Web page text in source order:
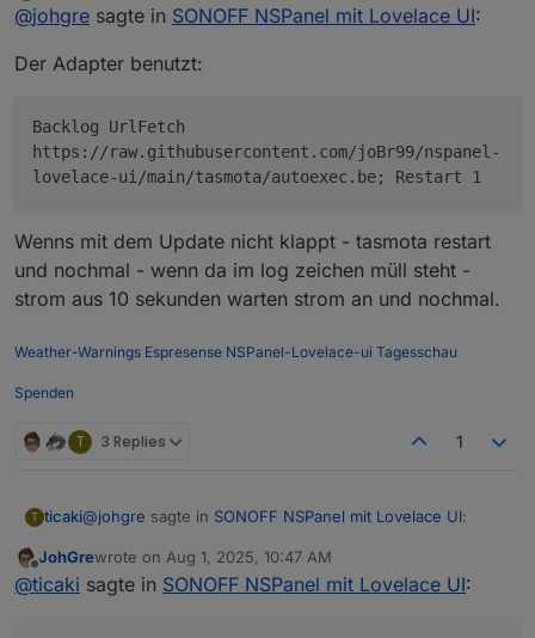
Der Befehl
neuerliches
hängt dann bei
USART Update...
                0
Do not disturb
@johgre sagte in SONOFF NSPanel mit Lovelace UI:
Der Adapter benutzt:
Backlog UrlFetch
https://raw.githubusercontent.com/joBr99/nspanel-
lovelace-ui/main/tasmota/autoexec.be; Restart 1
Wenns mit dem Update nicht klappt - tasmota restart
und nochmal - wenn da im log zeichen müll steht -
strom aus 10 sekunden warten strom an und nochmal.
Weather-Warnings Espresense NSPanel-Lovelace-ui Tagesschau
Spenden
T 3 Replies 1
T ticaki@johgre sagte in SONOFF NSPanel mit Lovelace UI:
Der Adapter benutzt:
Offline
JohGrewrote on Aug 1, 2025, 10:47 AM
last edited by
@ticaki sagte in SONOFF NSPanel mit Lovelace UI: